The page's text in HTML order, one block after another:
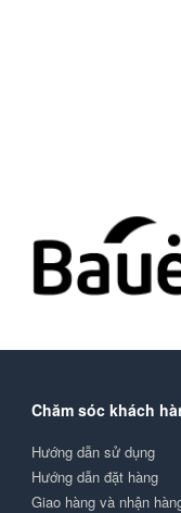
Chăm sóc khách
Hướng dẫn sử dụng
Hướng dẫn đặt hàng
Giao hàng và nhận